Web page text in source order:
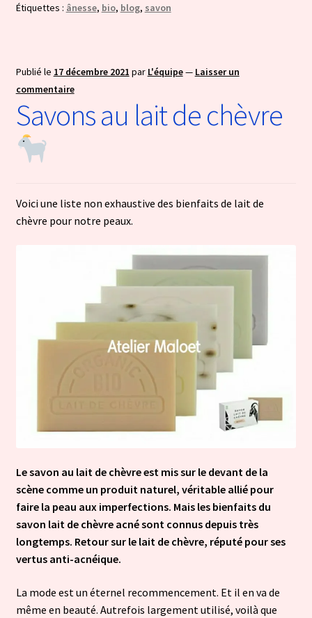
Étiquettes : ânesse, bio, blog, savon
Publié le 17 décembre 2021 par L'équipe— Laisser un
commentaire
Savons au lait de chèvre
Voici une liste non exhaustive des bienfaits de lait de
chèvre pour notre peaux.
Le savon au lait de chèvre est mis sur le devant de la
scène comme un produit naturel, véritable allié pour
faire la peau aux imperfections. Mais les bienfaits du
savon lait de chèvre acné sont connus depuis très
longtemps. Retour sur le lait de chèvre, réputé pour ses
vertus anti-acnéique.
La mode est un éternel recommencement. Et il en va de
même en beauté. Autrefois largement utilisé, voilà que